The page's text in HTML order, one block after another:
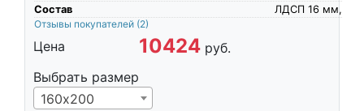
Состав
ЛДСП 16 мм,
Отзывы покупателей (2)
Цена 10424 руб.
Выбрать размер
160х200